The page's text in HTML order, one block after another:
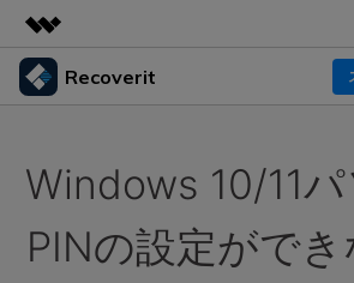
製品
概要
企業情報
プラン＆価格
Recoverit
Recoverit for Windows
Windowsデータ復元ならRecoverit！
機能一覧
ドライブから復元
データ復元事例
Windows 10/11
PINの設定ができ